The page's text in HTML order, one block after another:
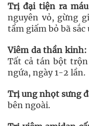
Trị đại tiện ra
nguyên vỏ, gừng
tẩm giấm bỏ bã sắc
Viêm da thần kinh:
Tất cả tán bột
ngứa, ngày 1-2 lần.
Trị ung nhọt sưng
bên ngoài.